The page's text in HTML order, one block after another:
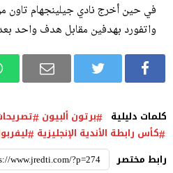
في حين أخرج نادي جيلينجهام تاون
واتفورد بهدفين مقابل هدف واحد
كلمات دليلية برتون ألبيون
كأس رابطة الأندية الإنجليزية
رابط مختصر